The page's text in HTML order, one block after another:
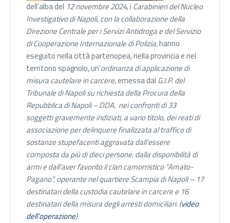
dell’alba del 12 novembre 2024, i Carabinieri del Nucleo
Investigativo di Napoli,con la collaborazione della
Direzione Centrale per i Servizi Antidroga e del Servizio
di Cooperazione Internazionale di Polizia,hanno
eseguito nella città partenopea, nella provincia e nel
territorio spagnolo, un’ordinanza di applicazione di
misura cautelare in carcere, emessa dal G.I.P. del
Tribunale di Napoli su richiesta della Procura della
Repubblica di Napoli – DDA, nei confronti di 33
soggetti gravemente indiziati, a vario titolo, dei reati di
associazione per delinquere finalizzata al traffico di
sostanze stupefacenti aggravata dall’essere
composta da più di dieci persone, dalla disponibilità di
armi e dall’aver favorito il clan camorristico “Amato-
Pagano”, operante nel quartiere Scampia di Napoli – 17
destinatari della custodia cautelare in carcere e 16
destinatari della misura degli arresti domiciliari. (video
dell’operazione)